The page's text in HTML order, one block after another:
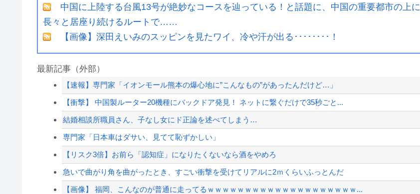
中国に上陸する台風13号が絶妙なコースを辿っている！と話題に、中国の重要都市の上に
長々と居座り続けるルートで……
【画像】深田えいみのスッピンを見たワイ、冷や汗が出る････････！
最新記事（外部）
【速報】専門家「イオンモール熊本の爆心地に”こんなもの”があったんだけど…」
【衝撃】 中国製ルーター20機種にバックドア発見！ ネットに繋ぐだけで35秒ごと...
結婚相談所職員さん、子なし女にド正論を述べてしまう…
専門家「日本車はダサい、見てて恥ずかしい」
【リスク3倍】お前ら「認知症」になりたくないなら酒をやめろ
急いで曲がり角を曲がったとき、すごい衝撃を受けてリアルに2ｍくらいふっとんだ
【画像】 福岡、こんなのが普通に走ってるｗｗｗｗｗｗｗｗｗｗｗｗｗｗｗｗｗｗｗｗ...